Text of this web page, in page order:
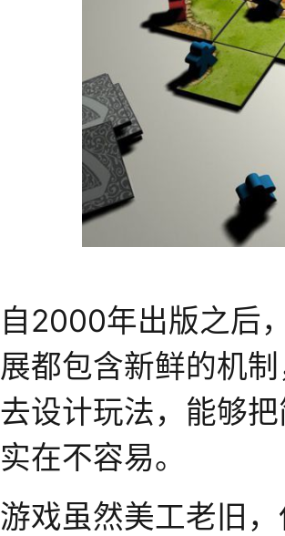
自2000年出版之后
展都包含新鲜的机
去设计玩法，能够
实在不容易。
游戏虽然美工老旧